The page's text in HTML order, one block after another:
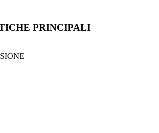
PRINCIPALI